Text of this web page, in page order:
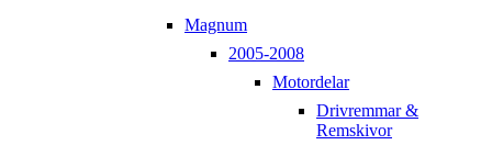
Magnum
2005-2008
Motordelar
Drivremmar &
Remskivor